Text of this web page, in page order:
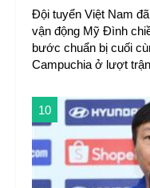
Đội tuyển Việt Nam
vận động Mỹ Đình
bước chuẩn bị cuối
Campuchia ở lượt
10